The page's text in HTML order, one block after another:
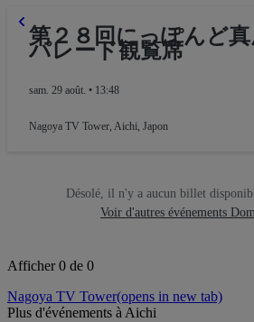
第２８回にっぽんど真
パレード観覧席
sam. 29 août. • 13:48
Nagoya TV Tower, Aichi, Japon
Désolé, il n'y a aucun billet
Voir d'autres événements
Afficher 0 de 0
Nagoya TV Tower(opens in new tab)
Plus d'événements à Aichi